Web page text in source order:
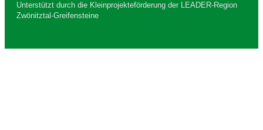
Unterstützt durch die Kleinprojekteförderung der LEADER-Region
Zwönitztal-Greifensteine